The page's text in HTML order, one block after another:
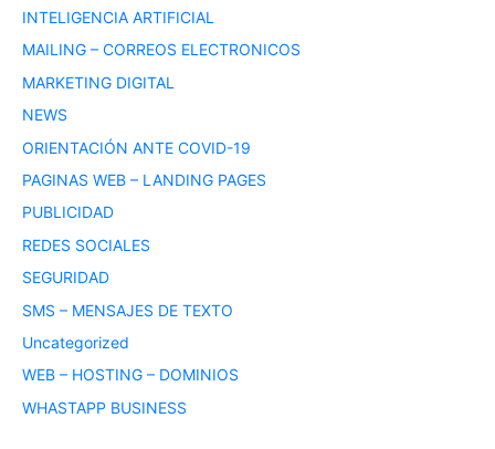
INTELIGENCIA ARTIFICIAL
MAILING – CORREOS ELECTRONICOS
MARKETING DIGITAL
NEWS
ORIENTACIÓN ANTE COVID-19
PAGINAS WEB – LANDING PAGES
PUBLICIDAD
REDES SOCIALES
SEGURIDAD
SMS – MENSAJES DE TEXTO
Uncategorized
WEB – HOSTING – DOMINIOS
WHASTAPP BUSINESS